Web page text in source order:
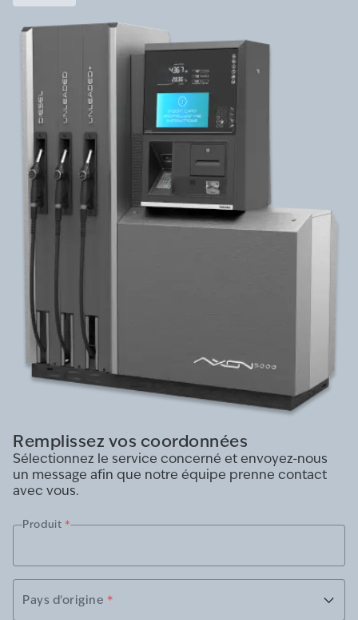
Remplissez vos coordonnées
Sélectionnez le service concerné et envoyez-nous
un message afin que notre équipe prenne contact
avec vous.
Produit *
Pays d'origine *